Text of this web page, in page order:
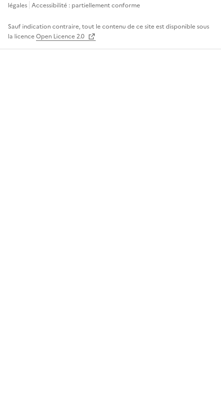
légales Accessibilité : partiellement conforme
Sauf indication contraire, tout le contenu de ce site est disponible sous
la licenceOpen Licence 2.0